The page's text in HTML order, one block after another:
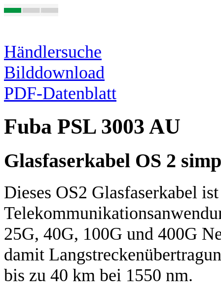
Händlersuche
Bilddownload
PDF-Datenblatt
Fuba PSL 3003 AU
Glasfaserkabel OS 2
Dieses OS2 Glasfaserkabel
25G, 40G, 100G und 400G
damit
bis zu 40 km bei 1550 nm.